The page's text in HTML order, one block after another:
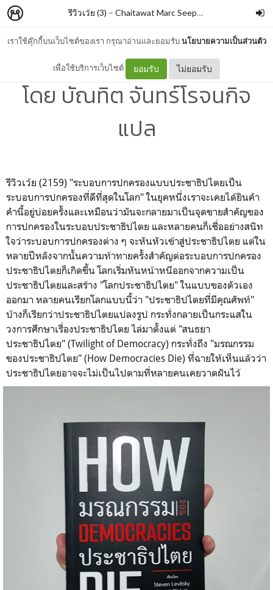
เราใช้คุ๊กกี้บนเว็บไซต์ของเรา กรุณาอ่านและยอมรับนโยบายความเป็นส่วนตัว
เพื่อใช้บริการเว็บไซต์ ยอมรับ ไม่ยอมรับ
รีวิวเว้ย (3) – Chaitawat Marc Seephongsai
มรณกรรมของประชาธิปไตย
โดย บัณทิต จันทร์โรจนกิจ
แปล
รีวิวเว้ย (2159) "ระบอบการปกครองแบบประชาธิปไตยเป็น
ระบอบการปกครองที่ดีที่สุดในโลก" ในยุคหนึ่งเราจะเคยได้ยินคำ
คำนี้อยู่บ่อยครั้งและเหมือนว่ามันจะกลายมาเป็นจุดขายสำคัญของ
การปกครองในระบอบประชาธิปไตย และหลายคนก็เชื่ออย่างสนิท
ใจว่าระบอบการปกครองต่าง ๆ จะหันหัวเข้าสู่ประชาธิปไตย แต่ใน
หลายปีหลังจากนั้นความท้าทายครั้งสำคัญต่อระบอบการปกครอง
ประชาธิปไตยก็เกิดขึ้น โลกเริ่มหันหน้าหนีออกจากความเป็น
ประชาธิปไตยและสร้าง "โลกประชาธิปไตย" ในแบบของตัวเอง
ออกมา หลายคนเรียกโลกแบบนี้ว่า "ประชาธิปไตยที่มีคุณศัพท์"
บ้างก็เรียกว่าประชาธิปไตยแปลงรูป กระทั่งกลายเป็นกระแสใน
วงการศึกษาเรื่องประชาธิปไตย ไล่มาตั้งแต่ "สนธยา
ประชาธิปไตย" (Twilight of Democracy) กระทั่งถึง "มรณกรรม
ของประชาธิปไตย" (How Democracies Die) ที่ฉายให้เห็นแล้วว่า
ประชาธิปไตยอาจจะไม่เป็นไปตามที่หลายคนเคยวาดฝันไว้